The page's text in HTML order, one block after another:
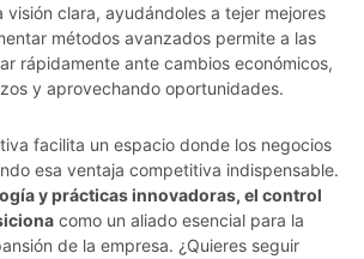
visión clara, ayudándoles a tejer mejores
métodos avanzados permite a las
rápidamente ante cambios económicos,
y aprovechando oportunidades.
facilita un espacio donde los negocios
esa ventaja competitiva indispensable.
y prácticas innovadoras, el control
como un aliado esencial para la
de la empresa. ¿Quieres seguir